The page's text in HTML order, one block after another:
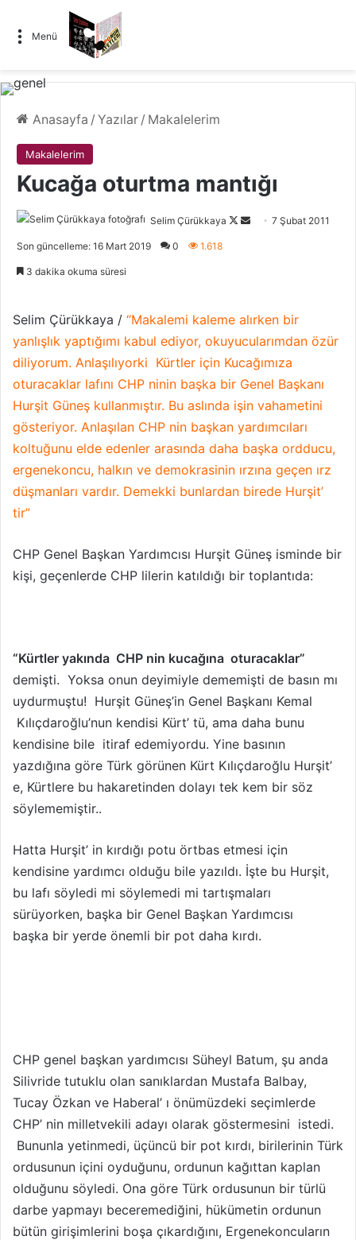
Menü
Anasayfa / Yazılar / Makalelerim
Makalelerim
Kucağa oturtma mantığı
Selim Çürükkaya
F
wp
a
g
ö
n
d
e
7 Şubat 2011
Son güncelleme: 16 Mart 2019 0 1.618
3 dakika okuma süresi
Selim Çürükkaya / “Makalemi kaleme alırken bir
yanlışlık yaptığımı kabul ediyor, okuyucularımdan özür
diliyorum. Anlaşılıyorki Kürtler için Kucağımıza
oturacaklar lafını CHP ninin başka bir Genel Başkanı
Hurşit Güneş kullanmıştır. Bu aslında işin vahametini
gösteriyor. Anlaşılan CHP nin başkan yardımcıları
koltuğunu elde edenler arasında daha başka ordducu,
ergenekoncu, halkın ve demokrasinin ırzına geçen ırz
düşmanları vardır. Demekki bunlardan birede Hurşit’
tir”
CHP Genel Başkan Yardımcısı Hurşit Güneş isminde bir
kişi, geçenlerde CHP lilerin katıldığı bir toplantıda:
“Kürtler yakında CHP nin kucağına oturacaklar”
demişti. Yoksa onun deyimiyle dememişti de basın mı
uydurmuştu! Hurşit Güneş’in Genel Başkanı Kemal
Kılıçdaroğlu’nun kendisi Kürt’ tü, ama daha bunu
kendisine bile itiraf edemiyordu. Yine basının
yazdığına göre Türk görünen Kürt Kılıçdaroğlu Hurşit’
e, Kürtlere bu hakaretinden dolayı tek kem bir söz
söylememiştir..
Hatta Hurşit’ in kırdığı potu örtbas etmesi için
kendisine yardımcı olduğu bile yazıldı. İşte bu Hurşit,
bu lafı söyledi mi söylemedi mi tartışmaları
sürüyorken, başka bir Genel Başkan Yardımcısı
başka bir yerde önemli bir pot daha kırdı.
CHP genel başkan yardımcısı Süheyl Batum, şu anda
Silivride tutuklu olan sanıklardan Mustafa Balbay,
Tucay Özkan ve Haberal’ ı önümüzdeki seçimlerde
CHP’ nin milletvekili adayı olarak göstermesini istedi.
Bununla yetinmedi, üçüncü bir pot kırdı, birilerinin Türk
ordusunun içini oyduğunu, ordunun kağıttan kaplan
olduğunu söyledi. Ona göre Türk ordusunun bir türlü
darbe yapmayı beceremediğini, hükümetin ordunun
bütün girişimlerini boşa çıkardığını, Ergenekoncuların